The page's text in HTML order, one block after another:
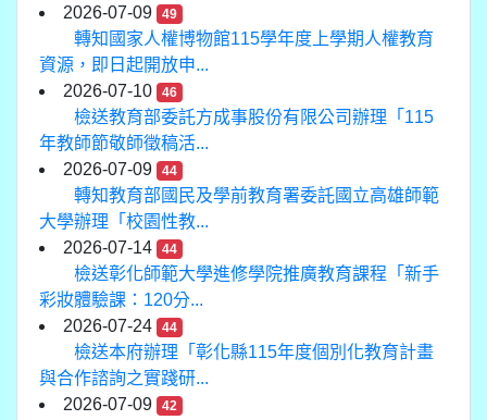
2026-07-09
49
轉知國家人權博物館115學年度上學期人權教育
資源，即日起開放申...
2026-07-10
46
檢送教育部委託方成事股份有限公司辦理「115
年教師節敬師徵稿活...
2026-07-09
44
轉知教育部國民及學前教育署委託國立高雄師範
大學辦理「校園性教...
2026-07-14
44
檢送彰化師範大學進修學院推廣教育課程「新手
彩妝體驗課：120分...
2026-07-24
44
檢送本府辦理「彰化縣115年度個別化教育計畫
與合作諮詢之實踐研...
2026-07-09
42